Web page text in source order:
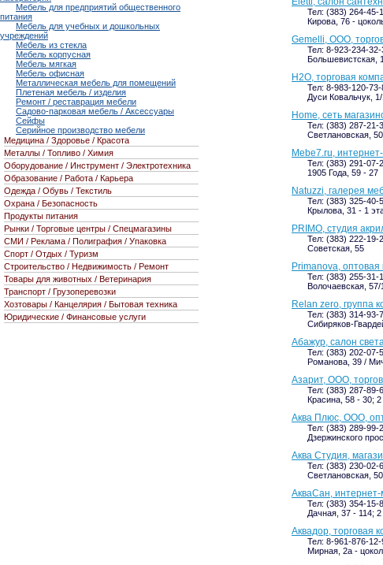
Тел: (383) 264-45-
Кирова, 76 -
Gemelli, ООО,
Тел: 8-923-234-32-
Большевистская,
H2O, торговая
Тел: 8-983-120-
Дуси Ковальчук,
Home, сеть
Тел: (383) 287-21-
Светлановская,
Mebe7.ru,
Тел: (383) 291-07-
1905 Года, 59 - 27
Natuzzi, галерея
Тел: (383) 325-40-
Крылова, 31 - 1
PRIMO, студия
Тел: (383) 222-19-
Советская, 55
Primanova, оптовая
Тел: (383) 255-31-
Волочаевская, 57/
Relan zero, группа
Тел: (383) 314-93-
Сибиряков-
Абажур, салон
Тел: (383) 202-07-
Романова, 39 /
Азарит, ООО,
Тел: (383) 287-89-
Красина, 58 - 30; 2
Аква Плюс, ООО,
Тел: (383) 289-99-
Дзержинского
Аква Студия,
Тел: (383) 230-02-
Светлановская,
АкваСан, интернет-
Тел: (383) 354-15-
Дачная, 37 - 114;
Аквадор, торговая
Тел: 8-961-876-12-
Мирная, 2а -
Мебель для предприятий общественного
питания
Мебель для учебных и дошкольных
учреждений
Мебель из стекла
Мебель корпусная
Мебель мягкая
Мебель офисная
Металлическая мебель для помещений
Плетеная мебель / изделия
Ремонт / реставрация мебели
Садово-парковая мебель / Аксессуары
Сейфы
Серийное производство мебели
Медицина / Здоровье / Красота
Металлы / Топливо / Химия
Оборудование / Инструмент / Электротехника
Образование / Работа / Карьера
Одежда / Обувь / Текстиль
Охрана / Безопасность
Продукты питания
Рынки / Торговые центры / Спецмагазины
СМИ / Реклама / Полиграфия / Упаковка
Спорт / Отдых / Туризм
Строительство / Недвижимость / Ремонт
Товары для животных / Ветеринария
Транспорт / Грузоперевозки
Хозтовары / Канцелярия / Бытовая техника
Юридические / Финансовые услуги